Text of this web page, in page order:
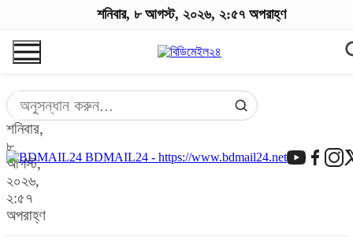
শনিবার,
৮
আগস্ট,
২০২৬,
২:৫৭
অপরাহ্ণ
BDMAIL24 - https://www.bdmail24.net
শনিবার, ৮ আগস্ট, ২০২৬, ২:৫৭ অপরাহ্ণ